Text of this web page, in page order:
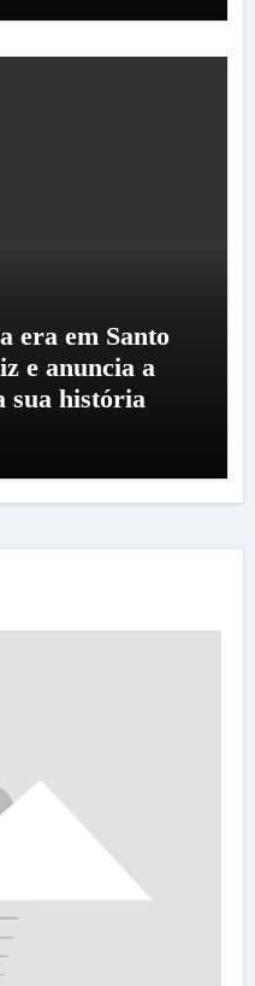
era em Santo
e anuncia a
sua história